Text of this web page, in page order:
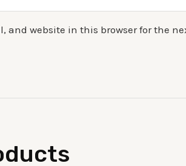
and website in this browser for the